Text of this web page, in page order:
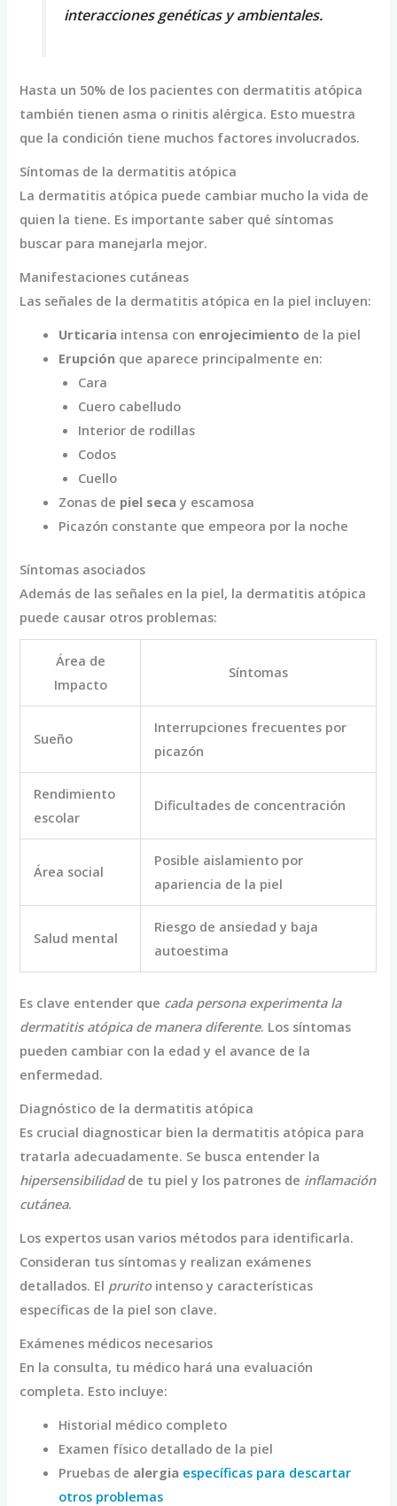
interacciones genéticas y ambientales.
Hasta un 50% de los pacientes con dermatitis atópica
también tienen asma o rinitis alérgica. Esto muestra
que la condición tiene muchos factores involucrados.
Síntomas de la dermatitis atópica
La dermatitis atópica puede cambiar mucho la vida de
quien la tiene. Es importante saber qué síntomas
buscar para manejarla mejor.
Manifestaciones cutáneas
Las señales de la dermatitis atópica en la piel incluyen:
Urticaria intensa con enrojecimiento de la piel
Erupción que aparece principalmente en:
Cara
Cuero cabelludo
Interior de rodillas
Codos
Cuello
Zonas de piel seca y escamosa
Picazón constante que empeora por la noche
Síntomas asociados
Además de las señales en la piel, la dermatitis atópica
puede causar otros problemas:
Área de
Impacto
Síntomas
Sueño
Interrupciones frecuentes por
picazón
Rendimiento
escolar
Dificultades de concentración
Área social
Posible aislamiento por
apariencia de la piel
Salud mental
Riesgo de ansiedad y baja
autoestima
Es clave entender que cada persona experimenta la
dermatitis atópica de manera diferente. Los síntomas
pueden cambiar con la edad y el avance de la
enfermedad.
Diagnóstico de la dermatitis atópica
Es crucial diagnosticar bien la dermatitis atópica para
tratarla adecuadamente. Se busca entender la
hipersensibilidadde tu piel y los patrones de inflamación
cutánea.
Los expertos usan varios métodos para identificarla.
Consideran tus síntomas y realizan exámenes
detallados. El pruritointenso y características
específicas de la piel son clave.
Exámenes médicos necesarios
En la consulta, tu médico hará una evaluación
completa. Esto incluye:
Historial médico completo
Examen físico detallado de la piel
Pruebas de alergia específicas para descartar
otros problemas